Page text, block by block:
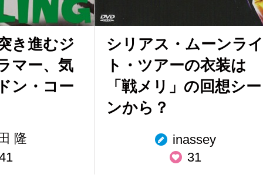
き進むジ
マー、気
ン・コー
隆
シリアス・ムーンライ
ト・ツアーの衣装は
「戦メリ」の回想シー
ンから？
inassey
31